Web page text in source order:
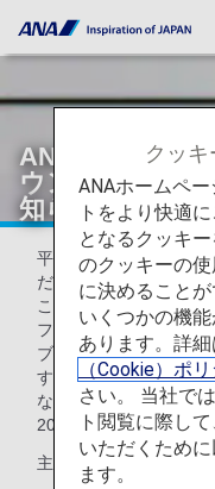
ANAマイレー
ウントサービ
知らせ
平素よりANA便ならび
だき、誠にありがとう
この度、2026年5月19
ファミリーマイル ご利
ブ ファミリーアカウ
する旨をお知らせいた
なお、2026年5月18日
2026年5月19日搭乗分
主な改定点は以下の通
クッ
ANAホームペ
トをより快適
となるクッキ
のクッキーの
に決めること
いくつかの機
あります。詳細
（Cookie）ポ
さい。 当社で
ト閲覧に際し
いただくため
ます。